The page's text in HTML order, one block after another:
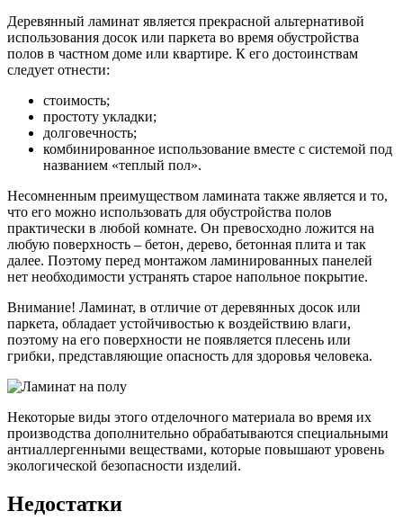
Деревянный ламинат является прекрасной альтернативой
использования досок или паркета во время обустройства
полов в частном доме или квартире. К его достоинствам
следует отнести:
стоимость;
простоту укладки;
долговечность;
комбинированное использование вместе с системой под
названием «теплый пол».
Несомненным преимуществом ламината также является и то,
что его можно использовать для обустройства полов
практически в любой комнате. Он превосходно ложится на
любую поверхность – бетон, дерево, бетонная плита и так
далее. Поэтому перед монтажом ламинированных панелей
нет необходимости устранять старое напольное покрытие.
Внимание! Ламинат, в отличие от деревянных досок или
паркета, обладает устойчивостью к воздействию влаги,
поэтому на его поверхности не появляется плесень или
грибки, представляющие опасность для здоровья человека.
Некоторые виды этого отделочного материала во время их
производства дополнительно обрабатываются специальными
антиаллергенными веществами, которые повышают уровень
экологической безопасности изделий.
Недостатки